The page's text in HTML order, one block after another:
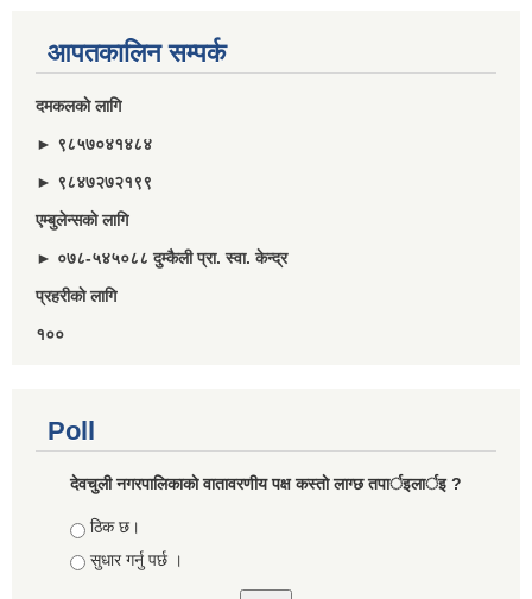
आपतकालिन सम्पर्क
दमकलकाे लागि
► ९८५७०४१४८४
► ९८४७२७२१९९
एम्बुलेन्सकाे लागि
► ०७८-५४५०८८ दुम्कैली प्रा. स्वा. केन्द्र
प्रहरीकाे लागि
१००
Poll
देवचुली नगरपालिकाकाे वातावरणीय पक्ष कस्ताे लाग्छ तपार्इलार्इ ?
Choices
ठिक छ।
सुधार गर्नु पर्छ ।